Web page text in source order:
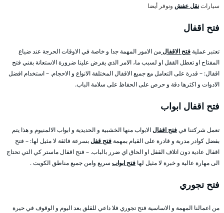
سياراتنقل عفش ونوفر أيضا
فتح اقفال
تعتبر عمليةفتح الاقفالمن الامور المهمة جدا و خاصة في الاوقات الحرجة عند ضياع
المفتاح او تعطل القفل او لسبب ما، الامر الذي يفرض علينا ضرورة الاستعانة بفني فتح
اقفال: – قدرة على التعامل مع جميع الاقفال المختلفة الانواع و الاحجام. – استخدام افضل
الادوات و اكثرها دقة و حرص على الحفاظ على سلامة الباب.
فتح اقفال ابواب
تعمل شركتنا فيفتح اقفالالابواب منها الخشبية و الحديدية و ابواب الالمنيوم و هذا يتم
بفضل كوادر مدربة و قادرة على القيام بمهمةفتح قفلبسرعة فائقة لا مثيل لها: – فتح
اقفال عادية دون اتلاف القفل او الحاق اي ضرر بالباب. – فتح اقفال ماستر كي التي تحتاج
الى مهارة عالية و خبرة لا مثيل لها فتح ابواب سريع وامن جميع مناطق الكويت .
فتح تجوري
من اعمالنا المهمة و الاساسية فتح تجوري فلا داعي للقلق بعد اليوم و الوقوف في حيرة